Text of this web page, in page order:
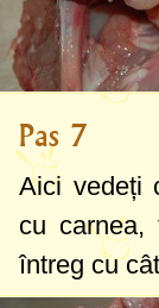
Pas 7
Aici vedeți
cu
întreg cu